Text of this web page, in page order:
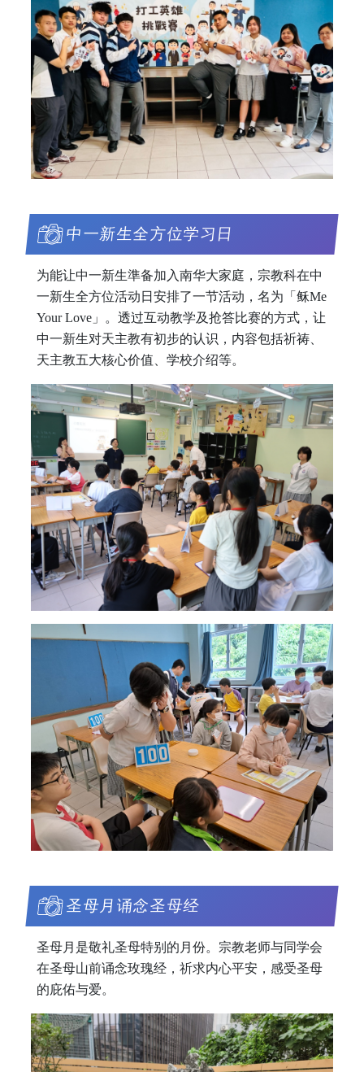
中一新生全方位学习日
为能让中一新生準备加入南华大家庭，宗教科在中
一新生全方位活动日安排了一节活动，名为「稣Me
Your Love」。透过互动教学及抢答比赛的方式，让
中一新生对天主教有初步的认识，内容包括祈祷、
天主教五大核心价值、学校介绍等。
圣母月诵念圣母经
圣母月是敬礼圣母特别的月份。宗教老师与同学会
在圣母山前诵念玫瑰经，祈求内心平安，感受圣母
的庇佑与爱。